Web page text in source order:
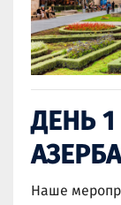
ДЕНЬ 1
Наше